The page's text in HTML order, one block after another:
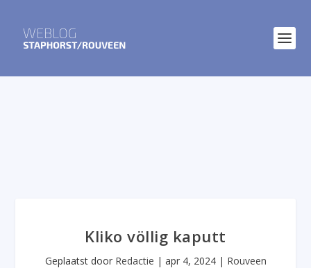
Kliko völlig kaputt
Geplaatst door Redactie | apr 4, 2024| Rouveen